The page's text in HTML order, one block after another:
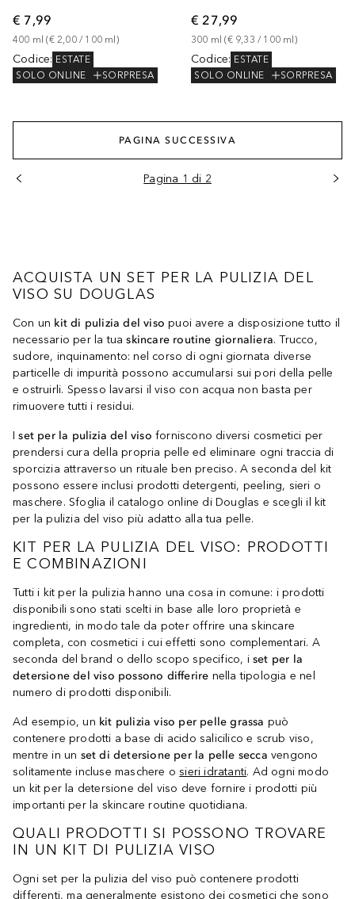
€ 7,99
400 ml (€ 2,00 / 100 ml )
Codice: ESTATE
SOLO ONLINE
SORPRESA
€ 27,99
300 ml (€ 9,33 / 100 ml )
Codice: ESTATE
SOLO ONLINE
SORPRESA
PAGINA SUCCESSIVA
Pagina 1 di 2
ACQUISTA UN SET PER LA PULIZIA DEL
VISO SU DOUGLAS
Con un kit di pulizia del viso puoi avere a disposizione tutto il
necessario per la tuaskincare routine giornaliera. Trucco,
sudore, inquinamento: nel corso di ogni giornata diverse
particelle di impurità possono accumularsi sui pori della pelle
e ostruirli. Spesso lavarsi il viso con acqua non basta per
rimuovere tutti i residui.
Iset per la pulizia del viso forniscono diversi cosmetici per
prendersi cura della propria pelle ed eliminare ogni traccia di
sporcizia attraverso un rituale ben preciso. A seconda del kit
possono essere inclusi prodotti detergenti, peeling, sieri o
maschere. Sfoglia il catalogo online di Douglas e scegli il kit
per la pulizia del viso più adatto alla tua pelle.
KIT PER LA PULIZIA DEL VISO: PRODOTTI
E COMBINAZIONI
Tutti i kit per la pulizia hanno una cosa in comune: i prodotti
disponibili sono stati scelti in base alle loro proprietà e
ingredienti, in modo tale da poter offrire una skincare
completa, con cosmetici i cui effetti sono complementari. A
seconda del brand o dello scopo specifico, iset per la
detersione del viso possono differire nella tipologia e nel
numero di prodotti disponibili.
Ad esempio, un kit pulizia viso per pelle grassa può
contenere prodotti a base di acido salicilico e scrub viso,
mentre in un set di detersione per la pelle secca vengono
solitamente incluse maschere osieri idratanti. Ad ogni modo
un kit per la detersione del viso deve fornire i prodotti più
importanti per la skincare routine quotidiana.
QUALI PRODOTTI SI POSSONO TROVARE
IN UN KIT DI PULIZIA VISO
Ogni set per la pulizia del viso può contenere prodotti
differenti, ma generalmente esistono dei cosmetici che sono